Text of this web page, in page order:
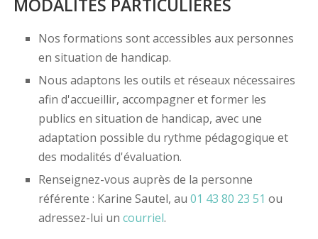
MODALITÉS PARTICULIÈRES
Nos formations sont accessibles aux personnes
en situation de handicap.
Nous adaptons les outils et réseaux nécessaires
afin d'accueillir, accompagner et former les
publics en situation de handicap, avec une
adaptation possible du rythme pédagogique et
des modalités d'évaluation.
Renseignez-vous auprès de la personne
référente : Karine Sautel, au 01 43 80 23 51 ou
adressez-lui un courriel.